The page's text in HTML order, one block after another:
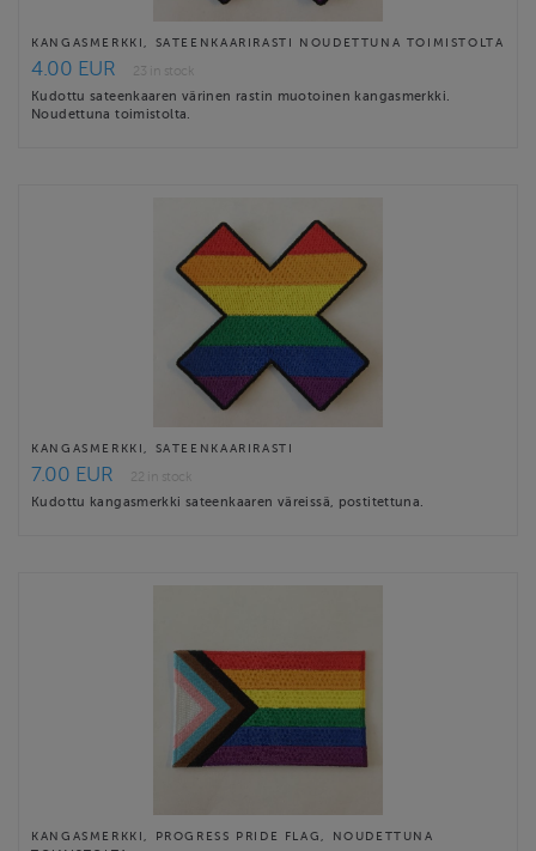
KANGASMERKKI, SATEENKAARIRASTI NOUDETTUNA TOIMISTOLTA
4.00 EUR
23 in stock
Kudottu sateenkaaren värinen rastin muotoinen kangasmerkki.
Noudettuna toimistolta.
KANGASMERKKI, SATEENKAARIRASTI
7.00 EUR
22 in stock
Kudottu kangasmerkki sateenkaaren väreissä, postitettuna.
KANGASMERKKI, PROGRESS PRIDE FLAG, NOUDETTUNA